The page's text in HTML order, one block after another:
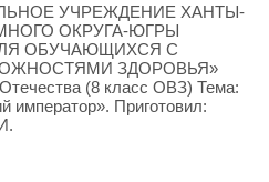
УЧРЕЖДЕНИЕ ХАНТЫ-
ОКРУГА-ЮГРЫ
ОБУЧАЮЩИХСЯ С
ЗДОРОВЬЯ»
(8 класс ОВЗ) Тема:
император». Приготовил: